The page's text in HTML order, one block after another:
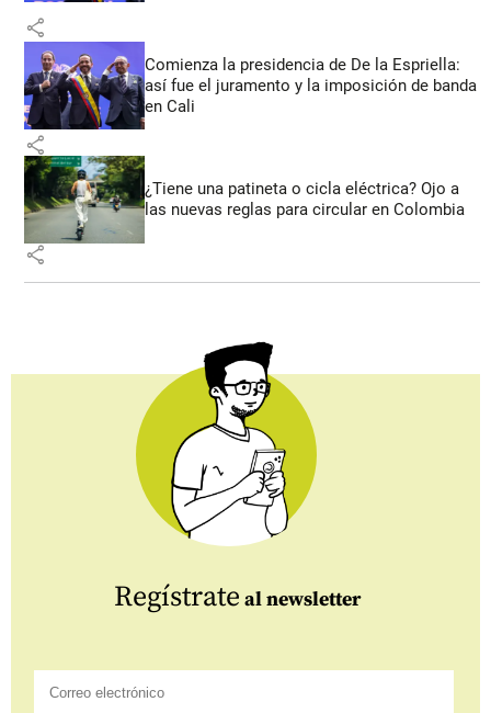
share
Comienza la presidencia de De la Espriella:
así fue el juramento y la imposición de banda
en Cali
share
¿Tiene una patineta o cicla eléctrica? Ojo a
las nuevas reglas para circular en Colombia
share
Regístrate al newsletter